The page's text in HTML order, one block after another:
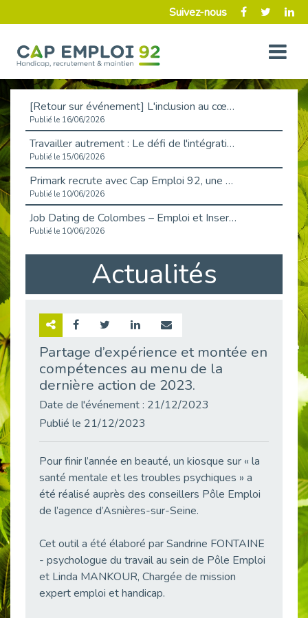
Suivez-nous
[Retour sur événement] L'inclusion au cœur de la Place de l'Emploi à La Défense !
Publié le 16/06/2026
Travailler autrement : Le défi de l'intégration des maladies chroniques en entreprise
Publié le 15/06/2026
Primark recrute avec Cap Emploi 92, une matinée couronnée de succès !
Publié le 10/06/2026
Job Dating de Colombes – Emploi et Insertion
Publié le 10/06/2026
Aborder l'entretien et la situation de handicap en toute confiance
Publié le 09/06/2026
Retour sur l’atelier « Optimiser sa recherche d’emploi »
Publié le 02/06/2026
Publié le 30/05/2026
« Confiance en soi et acceptation du handicap » : un levier puissant vers l’emploi
Publié le 22/05/2026
Handicap et emploi : une matinée pour briser les tabous
Publié le 21/05/2026
Fibromyalgie : Quand la douleur invisible s’invite au bureau
Publié le 12/05/2026
Actualités
Partage d’expérience et montée en
compétences au menu de la
dernière action de 2023.
Date de l'événement : 21/12/2023
Publié le 21/12/2023
Pour finir l’année en beauté, un kiosque sur « la
santé mentale et les troubles psychiques » a
été réalisé auprès des conseillers Pôle Emploi
de l’agence d’Asnières-sur-Seine.
Cet outil a été élaboré par Sandrine FONTAINE
- psychologue du travail au sein de Pôle Emploi
et Linda MANKOUR, Chargée de mission
expert emploi et handicap.